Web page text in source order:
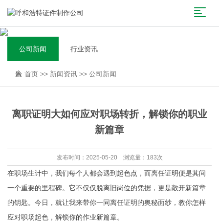
公司新闻 行业资讯
首页 >> 新闻资讯 >> 公司新闻
离职证明大如何应对职场转折，解锁你的职业
新篇章
发布时间：2025-05-20 浏览量：183次
在职场生计中，我们每个人都会遇到起色点，而离任证明便是其间
一个重要的里程碑。它不仅仅脱离旧岗位的凭据，更是敞开新篇章
的钥匙。今日，就让我来带你一同离任证明的奥秘面纱，教你怎样
应对职场起色，解锁你的作业新篇章。